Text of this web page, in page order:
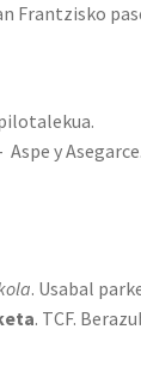
Frantzisko
Aspe y
. Usabal
. TCF.